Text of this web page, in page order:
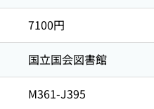
7100円
国立国会図書館
M361-J395